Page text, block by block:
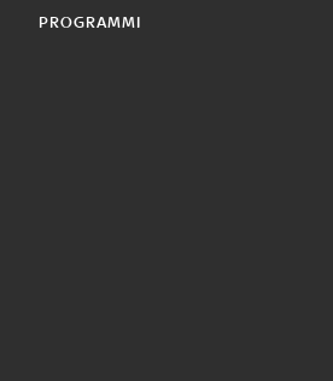
PROGRAMMI